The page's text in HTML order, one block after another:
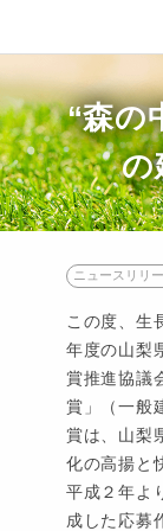
“森の
の
ニュースリリ
この度、生
年度の山梨
賞推進協議
賞」（一般
賞は、山梨
化の高揚と
平成２年よ
成した応募